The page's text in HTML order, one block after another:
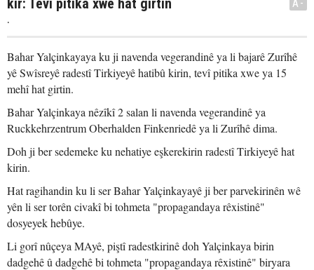
kir: Tevî pitika xwe hat girtin
.
A-
Bahar Yalçinkayaya ku ji navenda vegerandinê ya li bajarê Zurîhê
yê Swîsreyê radestî Tirkiyeyê hatibû kirin, tevî pitika xwe ya 15
mehî hat girtin.
Bahar Yalçinkaya nêzîkî 2 salan li navenda vegerandinê ya
Ruckkehrzentrum Oberhalden Finkenriedê ya li Zurîhê dima.
Doh ji ber sedemeke ku nehatiye eşkerekirin radestî Tirkiyeyê hat
kirin.
Hat ragihandin ku li ser Bahar Yalçinkayayê ji ber parvekirinên wê
yên li ser torên civakî bi tohmeta "propagandaya rêxistinê"
dosyeyek hebûye.
Li gorî nûçeya MAyê, piştî radestkirinê doh Yalçinkaya birin
dadgehê û dadgehê bi tohmeta "propagandaya rêxistinê" biryara